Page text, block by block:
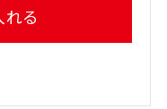
る